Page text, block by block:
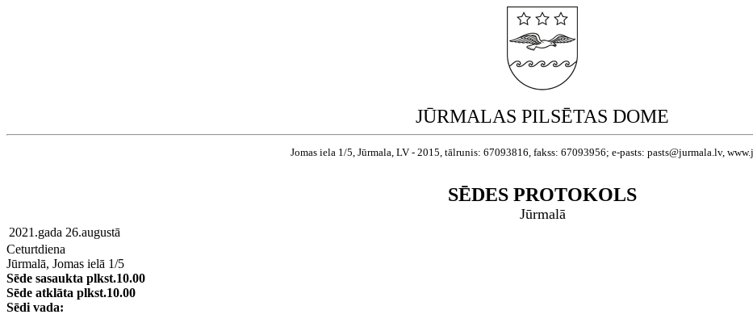
JŪRMALAS PILSĒTAS DOME
Jomas iela 1/5, Jūrmala, LV - 2015, tālrunis: 67093816, fakss: 67093956; e-pasts: pasts@jurmala.lv,
SĒDES PROTOKOLS
Jūrmalā
2021.gada 26.augustā
Ceturtdiena
Jūrmalā, Jomas ielā 1/5
Sēde sasaukta plkst.10.00
Sēde atklāta plkst.10.00
Sēdi vada: